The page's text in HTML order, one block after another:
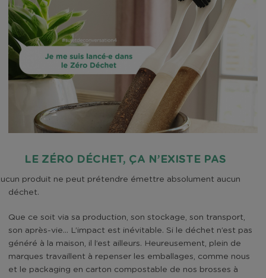
LE ZÉRO DÉCHET, ÇA N’EXISTE PAS
produit ne peut prétendre émettre absolument aucun
déchet.
ce soit via sa production, son stockage, son transport,
son après-vie… L’impact est inévitable. Si le déchet n’est pas
généré à la maison, il l’est ailleurs. Heureusement, plein de
marques travaillent à repenser les emballages, comme nous
et le packaging en carton compostable de nos brosses à